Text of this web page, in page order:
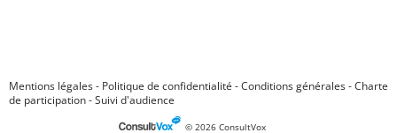
© 2026 ConsultVox
Mentions légales- Politique de confidentialité -Conditions générales-Charte
de participation-Suivi d'audience